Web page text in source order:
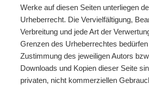
Werke auf diesen Seiten unterliegen
Urheberrecht. Die Vervielfältigung,
Verbreitung und jede Art der
Grenzen des Urheberrechtes
Zustimmung des jeweiligen Autors
Downloads und Kopien dieser Seite
privaten, nicht kommerziellen